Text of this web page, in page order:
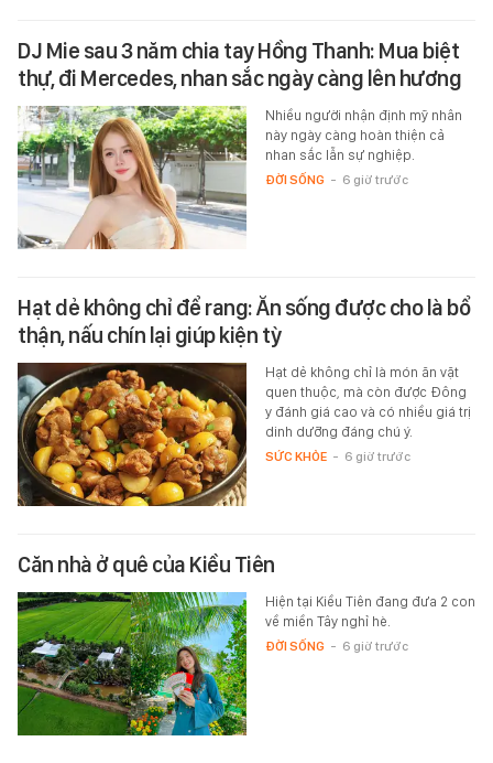
DJ Mie sau 3 năm chia tay Hồng Thanh: Mua biệt
thự, đi Mercedes, nhan sắc ngày càng lên hương
Nhiều người nhận định mỹ nhân
này ngày càng hoàn thiện cả
nhan sắc lẫn sự nghiệp.
ĐỜI SỐNG - 6 giờ trước
Hạt dẻ không chỉ để rang: Ăn sống được cho là bổ
thận, nấu chín lại giúp kiện tỳ
Hạt dẻ không chỉ là món ăn vặt
quen thuộc, mà còn được Đông
y đánh giá cao và có nhiều giá trị
dinh dưỡng đáng chú ý.
SỨC KHỎE - 6 giờ trước
Căn nhà ở quê của Kiều Tiên
Hiện tại Kiều Tiên đang đưa 2 con
về miền Tây nghỉ hè.
ĐỜI SỐNG - 6 giờ trước